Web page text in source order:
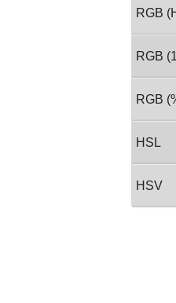
RGB
RGB
RGB
HSL
HSV